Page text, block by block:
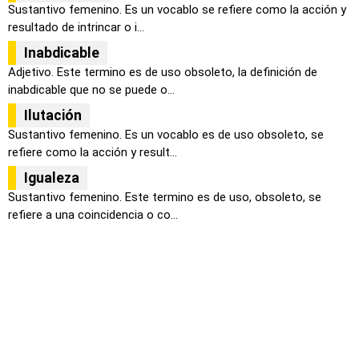
Sustantivo femenino. Es un vocablo se refiere como la acción y
resultado de intrincar o i...
Inabdicable
Adjetivo. Este termino es de uso obsoleto, la definición de
inabdicable que no se puede o...
Ilutación
Sustantivo femenino. Es un vocablo es de uso obsoleto, se
refiere como la acción y result...
Igualeza
Sustantivo femenino. Este termino es de uso, obsoleto, se
refiere a una coincidencia o co...